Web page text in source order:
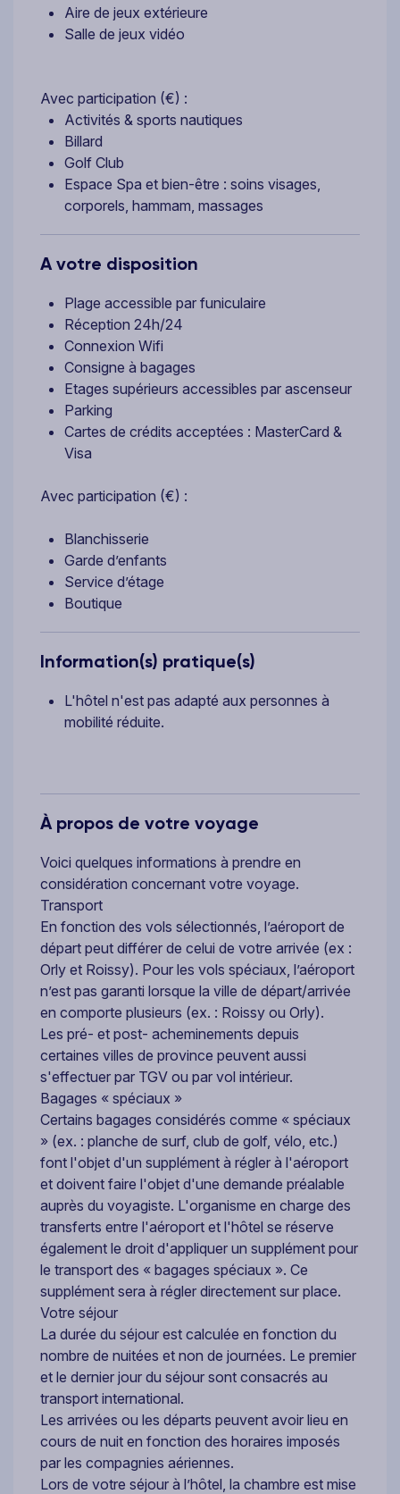
Aire de jeux extérieure
Salle de jeux vidéo
Avec participation (€) :
Activités & sports nautiques
Billard
Golf Club
Espace Spa et bien-être : soins visages,
corporels, hammam, massages
A votre disposition
Plage accessible par funiculaire
Réception 24h/24
Connexion Wifi
Consigne à bagages
Etages supérieurs accessibles par ascenseur
Parking
Cartes de crédits acceptées : MasterCard &
Visa
Avec participation (€) :
Blanchisserie
Garde d’enfants
Service d’étage
Boutique
Information(s) pratique(s)
L'hôtel n'est pas adapté aux personnes à
mobilité réduite.
À propos de votre voyage
Voici quelques informations à prendre en
considération concernant votre voyage.
Transport
En fonction des vols sélectionnés, l’aéroport de
départ peut différer de celui de votre arrivée (ex :
Orly et Roissy). Pour les vols spéciaux, l’aéroport
n’est pas garanti lorsque la ville de départ/arrivée
en comporte plusieurs (ex. : Roissy ou Orly).
Les pré- et post- acheminements depuis
certaines villes de province peuvent aussi
s'effectuer par TGV ou par vol intérieur.
Bagages « spéciaux »
Certains bagages considérés comme « spéciaux
» (ex. : planche de surf, club de golf, vélo, etc.)
font l'objet d'un supplément à régler à l'aéroport
et doivent faire l'objet d'une demande préalable
auprès du voyagiste. L'organisme en charge des
transferts entre l'aéroport et l'hôtel se réserve
également le droit d'appliquer un supplément pour
le transport des « bagages spéciaux ». Ce
supplément sera à régler directement sur place.
Votre séjour
La durée du séjour est calculée en fonction du
nombre de nuitées et non de journées. Le premier
et le dernier jour du séjour sont consacrés au
transport international.
Les arrivées ou les départs peuvent avoir lieu en
cours de nuit en fonction des horaires imposés
par les compagnies aériennes.
Lors de votre séjour à l’hôtel, la chambre est mise